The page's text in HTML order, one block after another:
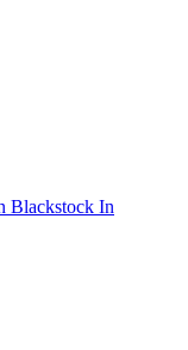
Blackstock In